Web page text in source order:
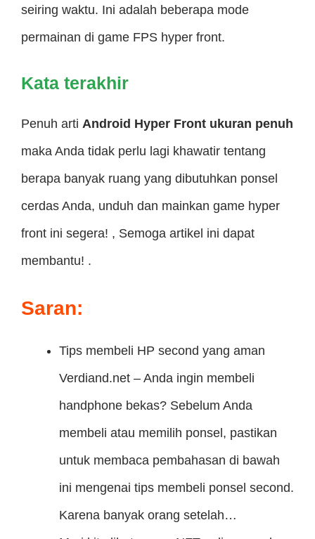
seiring waktu. Ini adalah beberapa mode
permainan di game FPS hyper front.
Kata terakhir
Penuh arti Android Hyper Front ukuran penuh
maka Anda tidak perlu lagi khawatir tentang
berapa banyak ruang yang dibutuhkan ponsel
cerdas Anda, unduh dan mainkan game hyper
front ini segera! , Semoga artikel ini dapat
membantu! .
Saran:
Tips membeli HP second yang aman
Verdiand.net – Anda ingin membeli
handphone bekas? Sebelum Anda
membeli atau memilih ponsel, pastikan
untuk membaca pembahasan di bawah
ini mengenai tips membeli ponsel second.
Karena banyak orang setelah…